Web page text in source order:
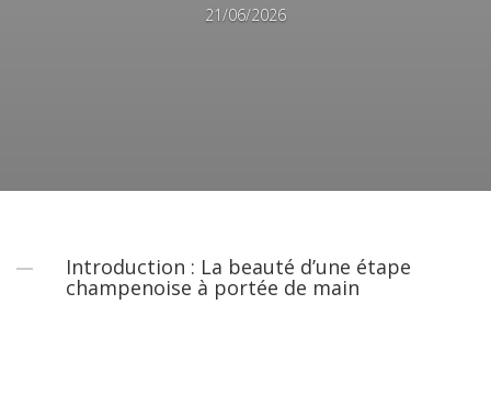
21/06/2026
Introduction : La beauté d’une étape
champenoise à portée de main